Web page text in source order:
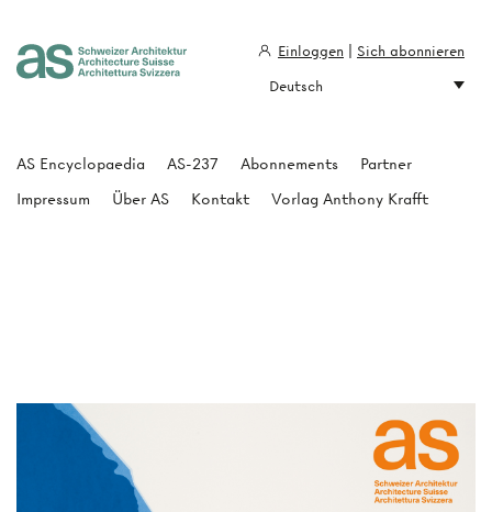
AS Encyclopaedia AS-237 Abonnements
Partner
Impressum
Über AS Kontakt Vorlag Anthony Krafft
Einloggen
Sich abonnieren
Deutsch